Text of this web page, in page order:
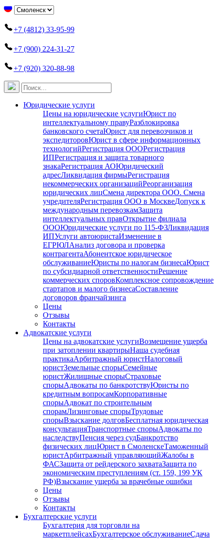
+7 (4812) 33-95-99
+7 (900) 224-31-27
+7 (920) 320-88-98
Юридические услуги
Цены на юридические услугиЮрист по
интеллектуальному правуРазблокировка
банковского счетаЮрист для перевозчиков и
экспедиторовЮрист в сфере информационных
технологийРегистрация ОООРегистрация
ИПРегистрация и защита товарного
знакаРегистрация АОЮридический
адресЛиквидация фирмыРегистрация
некоммерческих организацийРеорганизация
юридических лицСмена директора ООО. Смена
учредителяРегистрация ООО в МосквеДопуск к
международным перевозкамЗащита
интеллектуальных правОткрытие филиала
ОООЮридические услуги по 115-ФЗЛиквидация
ИПУслуги автоюристаИзменение в
ЕГРЮЛАнализ договора и проверка
контрагентаАбонентское юридическое
обслуживаниеЮристы по налогам бизнесаЮрист
по субсидиарной ответственностиРешение
коммерческих споровКомплексное сопровождение
стартапов и малого бизнесаСоставление
договоров франчайзинга
Цены
Отзывы
Контакты
Адвокатские услуги
Цены на адвокатские услугиВозмещение ущерба
при затоплении квартирыНаша судебная
практикаАрбитражный юристНалоговый
юристЗемельные спорыСемейные
юристЖилищные спорыСтраховые
спорыАдвокаты по банкротствуЮристы по
кредитным вопросамКорпоративные
спорыАдвокат по строительным
спорамЛизинговые спорыТрудовые
спорыВзыскание долговБесплатная юридическая
консультацияТранспортные спорыАдвокаты по
наследствуПенсия через судБанкротство
физических лицЮрист в СмоленскеТаможенный
юристАрбитражный управляющийЖалобы в
ФАСЗащита от рейдерского захватаЗащита по
экономическим преступлениям (ст. 159, 199 УК
РФ)Взыскание ущерба за врачебные ошибки
Цены
Отзывы
Контакты
Бухгалтерские услуги
Бухгалтерия для торговли на
маркетплейсахБухгалтерское обслуживаниеСдача